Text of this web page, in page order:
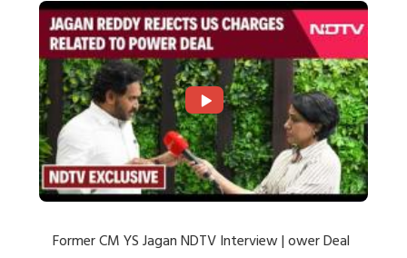
Former CM YS Jagan NDTV Interview | ower Deal